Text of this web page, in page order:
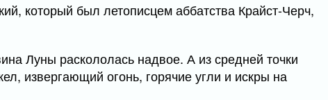
который был летописцем аббатства Крайст-Черч,
Луны раскололась надвое. А из средней точки
извергающий огонь, горячие угли и искры на